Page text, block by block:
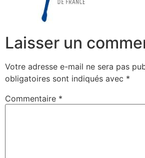
Laisser un
Votre adresse e-mail ne sera pas
obligatoires sont indiqués avec *
Commentaire *